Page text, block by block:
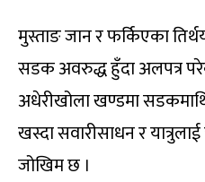
मुस्ताङ जान र फर्किएका
सडक अवरुद्ध हुँदा अलपत्र
अधेरीखोला खण्डमा
खस्दा सवारीसाधन र
जोखिम छ ।